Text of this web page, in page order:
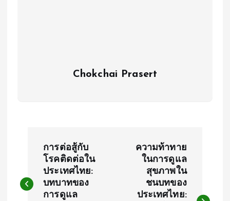
Chokchai Prasert
s
การต่อสู้กับ
โรคติดต่อใน
ประเทศไทย:
บทบาทของ
การดูแล
ความท้าทาย
ในการดูแล
สุขภาพใน
ชนบทของ
ประเทศไทย: